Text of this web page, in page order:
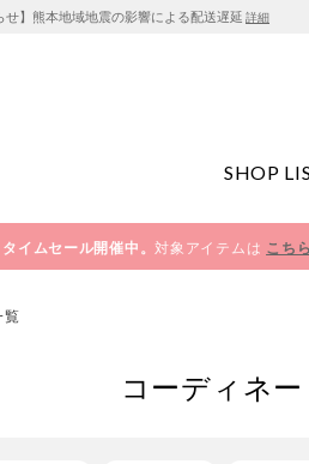
せ】熊本地域地震の影響による配送遅延 詳細
SHOP
タイムセール開催中。対象アイテムは こちら
覧
コーディネ